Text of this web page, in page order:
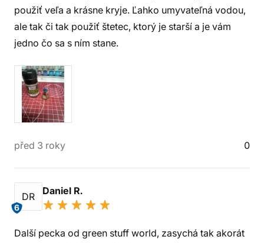
použiť veľa a krásne kryje. Ľahko umyvateľná vodou,
ale tak či tak použiť štetec, ktorý je starší a je vám
jedno čo sa s ním stane.
před 3 roky 0
DR
6
Daniel R.
Další pecka od green stuff world, zasychá tak akorát